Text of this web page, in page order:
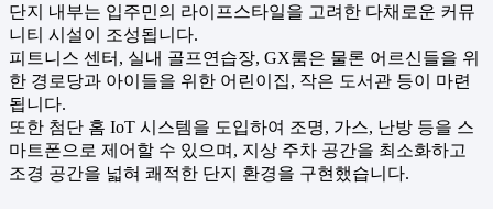
단지 내부는 입주민의 라이프스타일을 고려한 다채로운 커뮤
니티 시설이 조성됩니다.
피트니스 센터, 실내 골프연습장, GX룸은 물론 어르신들을 위
한 경로당과 아이들을 위한 어린이집, 작은 도서관 등이 마련
됩니다.
또한 첨단 홈 IoT 시스템을 도입하여 조명, 가스, 난방 등을 스
마트폰으로 제어할 수 있으며, 지상 주차 공간을 최소화하고
조경 공간을 넓혀 쾌적한 단지 환경을 구현했습니다.